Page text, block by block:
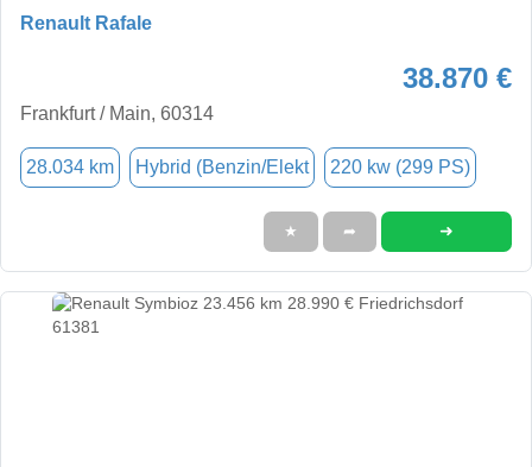
Renault Rafale
38.870 €
Frankfurt / Main, 60314
28.034 km Hybrid (Benzin/Elekt 220 kw (299 PS)
★ ➦ ➜